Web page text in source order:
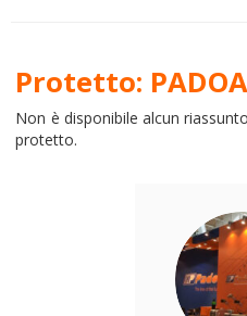
Protetto:
Non è disponibile alcun
protetto.